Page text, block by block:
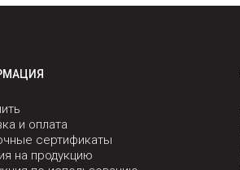
и оплата
сертификаты
на продукцию